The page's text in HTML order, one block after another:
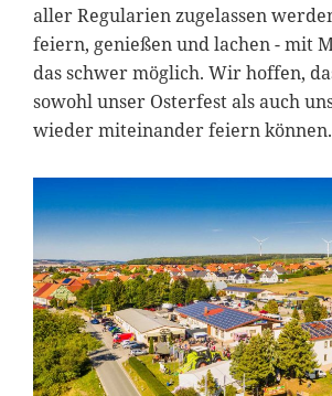
aller Regularien zugelassen
feiern, genießen und lachen - mit
das schwer möglich. Wir hoffen,
sowohl unser Osterfest als auch
wieder miteinander feiern können.